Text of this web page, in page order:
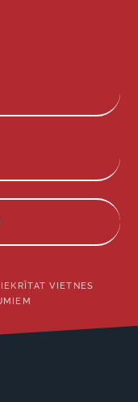
VIETNES